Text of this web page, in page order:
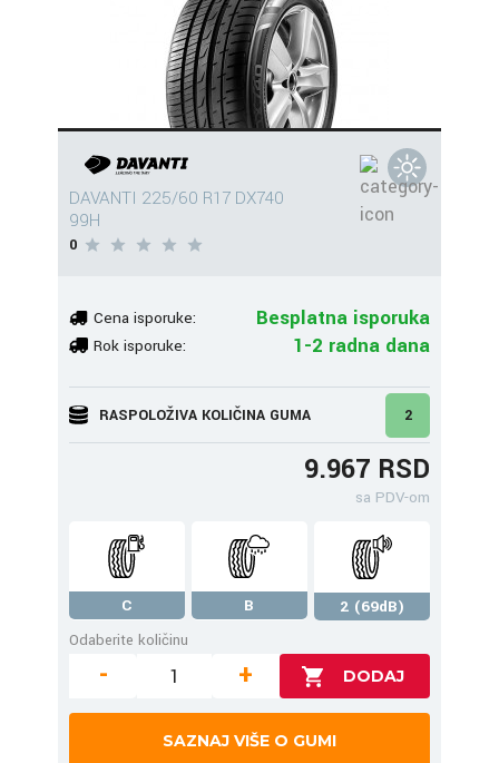
DAVANTI 225/60 R17 DX740
99H
0
Cena isporuke: Besplatna isporuka
Rok isporuke: 1-2 radna dana
RASPOLOŽIVA KOLIČINA GUMA 2
9.967 RSD
sa PDV-om
C B
2 (69dB)
Odaberite količinu
- +
SAZNAJ VIŠE O GUMI